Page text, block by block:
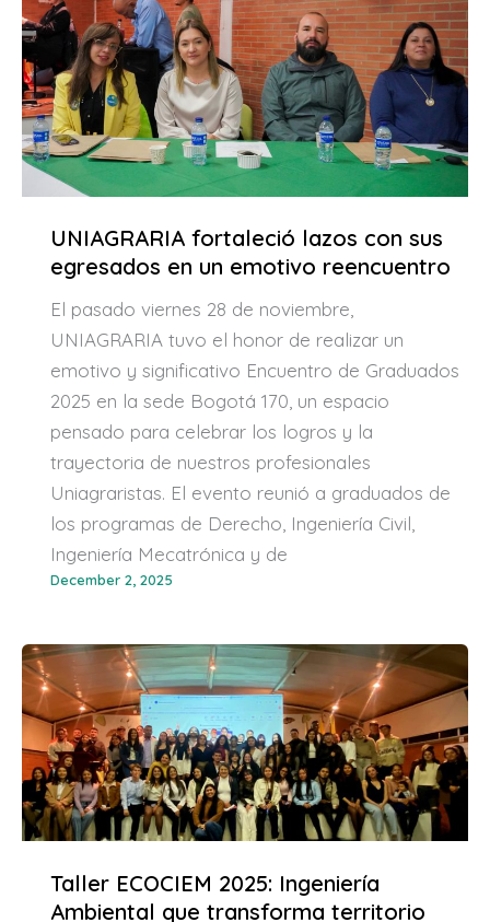
UNIAGRARIA fortaleció lazos con sus
egresados en un emotivo reencuentro
El pasado viernes 28 de noviembre,
UNIAGRARIA tuvo el honor de realizar un
emotivo y significativo Encuentro de Graduados
2025 en la sede Bogotá 170, un espacio
pensado para celebrar los logros y la
trayectoria de nuestros profesionales
Uniagraristas. El evento reunió a graduados de
los programas de Derecho, Ingeniería Civil,
Ingeniería Mecatrónica y de
December 2, 2025
Taller ECOCIEM 2025: Ingeniería
Ambiental que transforma territorio